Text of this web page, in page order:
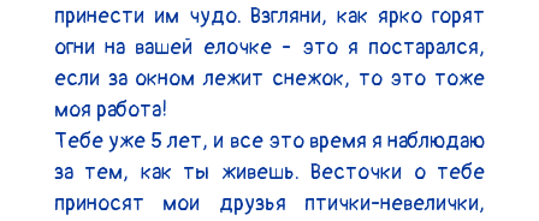
принести им чудо. Взгляни, как ярко горят
огни на вашей елочке - это я постарался,
если за окном лежит снежок, то это тоже
моя работа!
Тебе уже 5 лет, и все это время я наблюдаю
за тем, как ты живешь. Весточки о тебе
приносят мои друзья птички-невелички,